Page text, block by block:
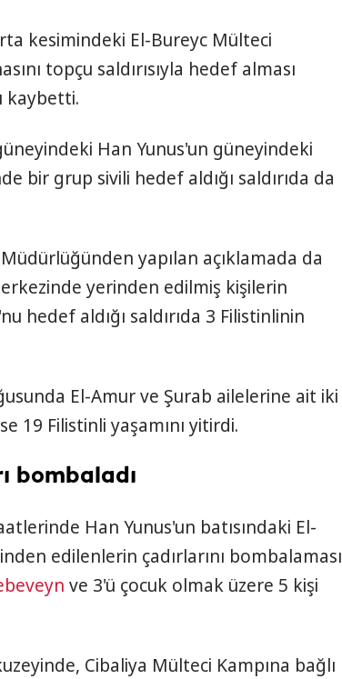
kesimindeki El-Bureyc Mülteci
topçu saldırısıyla hedef alması
kaybetti.
Han Yunus'un güneyindeki
bir grup sivili hedef aldığı saldırıda da
yapılan açıklamada da
yerinden edilmiş kişilerin
hedef aldığı saldırıda 3 Filistinlinin
El-Amur ve Şurab ailelerine ait iki
19 Filistinli yaşamını yitirdi.
bombaladı
Han Yunus'un batısındaki El-
edilenlerin çadırlarını bombalaması
ve 3'ü çocuk olmak üzere 5 kişi
Cibaliya Mülteci Kampına bağlı